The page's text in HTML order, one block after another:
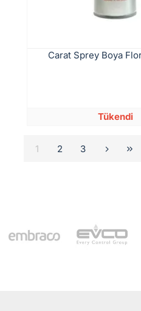
Carat Sprey Boya
Tükendi
1 2 3